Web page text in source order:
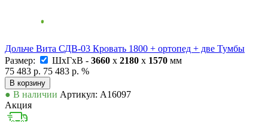
Дольче Вита СДВ-03 Кровать 1800 + ортопед + две Тумбы
Размер:
ШxГxВ - 3660 x 2180 x 1570 мм
75 483 р. 75 483 р. %
В корзину
● В наличии Артикул: А16097
Акция